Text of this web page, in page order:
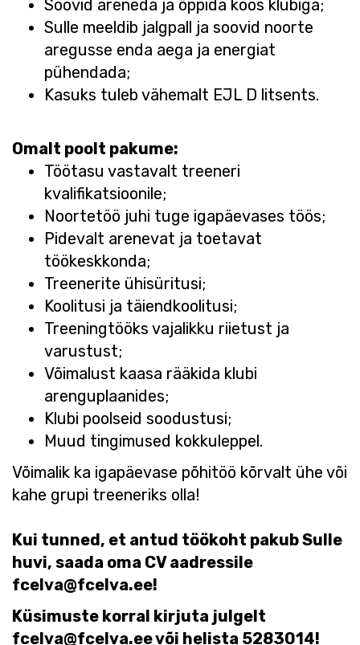
Soovid areneda ja õppida koos klubiga;
Sulle meeldib jalgpall ja soovid noorte
aregusse enda aega ja energiat
pühendada;
Kasuks tuleb vähemalt EJL D litsents.
Omalt poolt pakume:
Töötasu vastavalt treeneri
kvalifikatsioonile;
Noortetöö juhi tuge igapäevases töös;
Pidevalt arenevat ja toetavat
töökeskkonda;
Treenerite ühisüritusi;
Koolitusi ja täiendkoolitusi;
Treeningtööks vajalikku riietust ja
varustust;
Võimalust kaasa rääkida klubi
arenguplaanides;
Klubi poolseid soodustusi;
Muud tingimused kokkuleppel.
Võimalik ka igapäevase põhitöö kõrvalt ühe või
kahe grupi treeneriks olla!
Kui tunned, et antud töökoht pakub Sulle
huvi, saada oma CV aadressile
fcelva@fcelva.ee!
Küsimuste korral kirjuta julgelt
fcelva@fcelva.ee või helista 5283014!